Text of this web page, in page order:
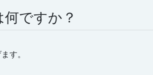
ですか？
す。